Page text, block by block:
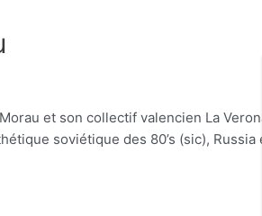
et son collectif valencien La
soviétique des 80’s (sic),